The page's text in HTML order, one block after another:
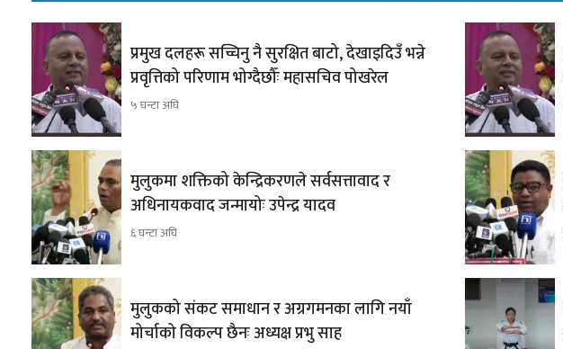
प्रमुख दलहरू सच्चिनु नै सुरक्षित बाटो, देखाइदिउँ भन्ने
प्रवृत्तिको परिणाम भोग्दैछौँः महासचिव पोखरेल
५ घन्टा अघि
मुलुकमा शक्तिको केन्द्रिकरणले सर्वसत्तावाद र
अधिनायकवाद जन्मायोः उपेन्द्र यादव
६ घन्टा अघि
मुलुकको संकट समाधान र अग्रगमनका लागि नयाँ
मोर्चाको विकल्प छैनः अध्यक्ष प्रभु साह